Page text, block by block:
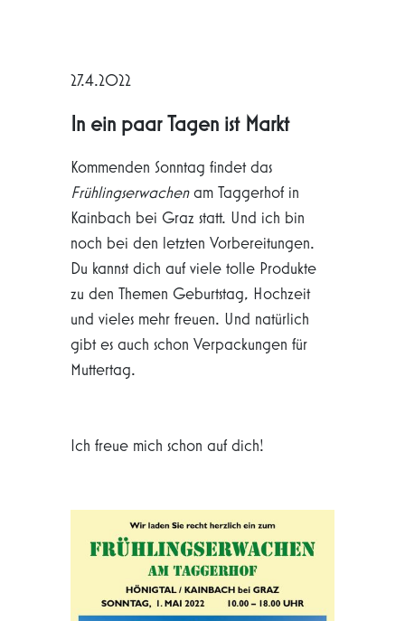
27.4.2022
In ein paar Tagen ist Markt
Kommenden Sonntag findet das
Frühlingserwachenam Taggerhof in
Kainbach bei Graz statt. Und ich bin
noch bei den letzten Vorbereitungen.
Du kannst dich auf viele tolle Produkte
zu den Themen Geburtstag, Hochzeit
und vieles mehr freuen. Und natürlich
gibt es auch schon Verpackungen für
Muttertag.
Ich freue mich schon auf dich!